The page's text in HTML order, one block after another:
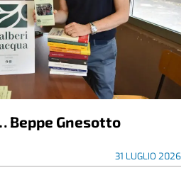
Beppe Gnesotto
31 LUGLIO 2026